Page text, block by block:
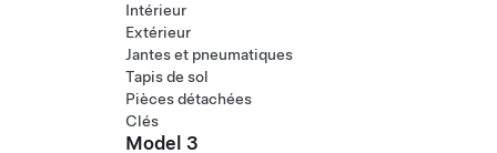
Intérieur
Extérieur
Jantes et pneumatiques
Tapis de sol
Pièces détachées
Clés
Model 3